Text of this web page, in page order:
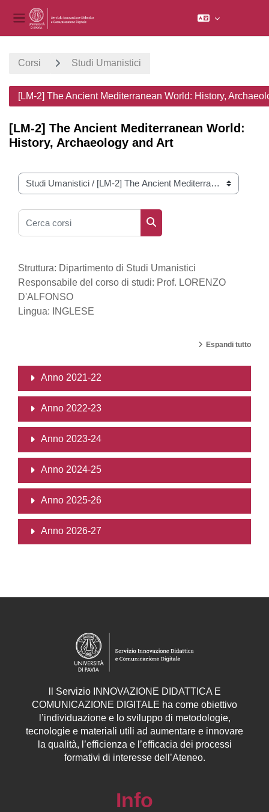
Pannello laterale
Corsi Studi Umanistici
[LM-2] The Ancient Mediterranean World: History,
[LM-2] The Ancient Mediterranean World:
History, Archaeology and Art
Categorie di corso
Cerca corsi
Cerca corsi
Struttura: Dipartimento di Studi Umanistici
Responsabile del corso di studi: Prof. LORENZO
D'ALFONSO
Lingua: INGLESE
Espandi tutto
Anno 2021-22
Anno 2022-23
Anno 2023-24
Anno 2024-25
Anno 2025-26
Anno 2026-27
Servizio INNOVAZIONE DIDATTICA E
COMUNICAZIONE DIGITALE ha come obiettivo
l’individuazione e lo sviluppo di metodologie,
tecnologie e materiali utili ad aumentare e innovare
la qualità, l’efficienza e l’efficacia dei processi
formativi di interesse dell’Ateneo.
Info